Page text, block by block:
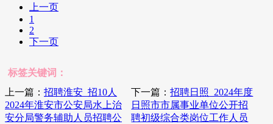
上一页
1
2
下一页
标签关键词：
上一篇： 招聘淮安_招10人
2024年淮安市公安局水上治
安分局警务辅助人员招聘公
下一篇：招聘日照_2024年度
日照市市属事业单位公开招
聘初级综合类岗位工作人员